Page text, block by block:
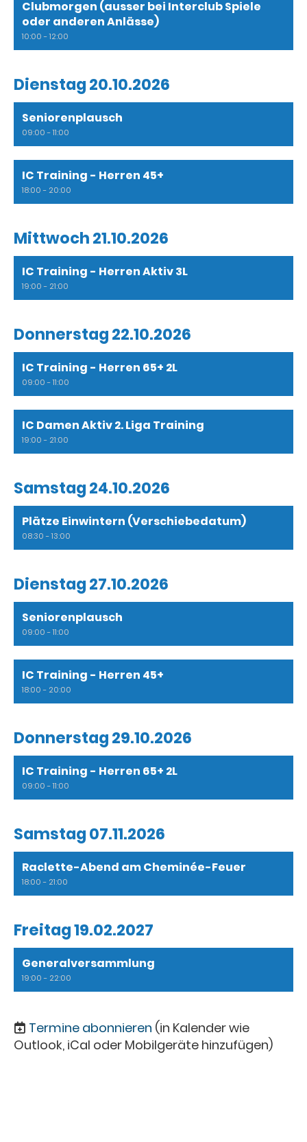
Clubmorgen (ausser bei Interclub Spiele
oder anderen Anlässe)
10:00 - 12:00
Dienstag 20.10.2026
Seniorenplausch
09:00 - 11:00
IC Training - Herren 45+
18:00 - 20:00
Mittwoch 21.10.2026
IC Training - Herren Aktiv 3L
19:00 - 21:00
Donnerstag 22.10.2026
IC Training - Herren 65+ 2L
09:00 - 11:00
IC Damen Aktiv 2. Liga Training
19:00 - 21:00
Samstag 24.10.2026
Plätze Einwintern (Verschiebedatum)
08:30 - 13:00
Dienstag 27.10.2026
Seniorenplausch
09:00 - 11:00
IC Training - Herren 45+
18:00 - 20:00
Donnerstag 29.10.2026
IC Training - Herren 65+ 2L
09:00 - 11:00
Samstag 07.11.2026
Raclette-Abend am Cheminée-Feuer
18:00 - 21:00
Freitag 19.02.2027
Generalversammlung
19:00 - 22:00
Termine abonnieren (in Kalender wie
Outlook, iCal oder Mobilgeräte hinzufügen)